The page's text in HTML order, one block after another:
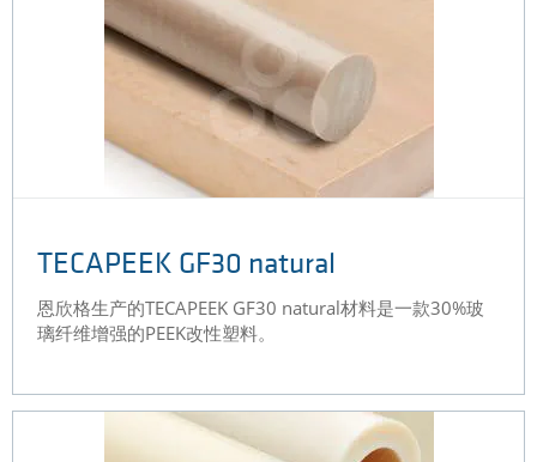
TECAPEEK GF30 natural
恩欣格生产的TECAPEEK GF30 natural材料是一款30%玻
璃纤维增强的PEEK改性塑料。